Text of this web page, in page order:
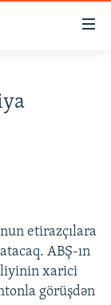
etirazçılara
ABŞ-ın
xarici
görüşdən